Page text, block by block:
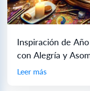
Inspiración de
con Alegría y
Leer más